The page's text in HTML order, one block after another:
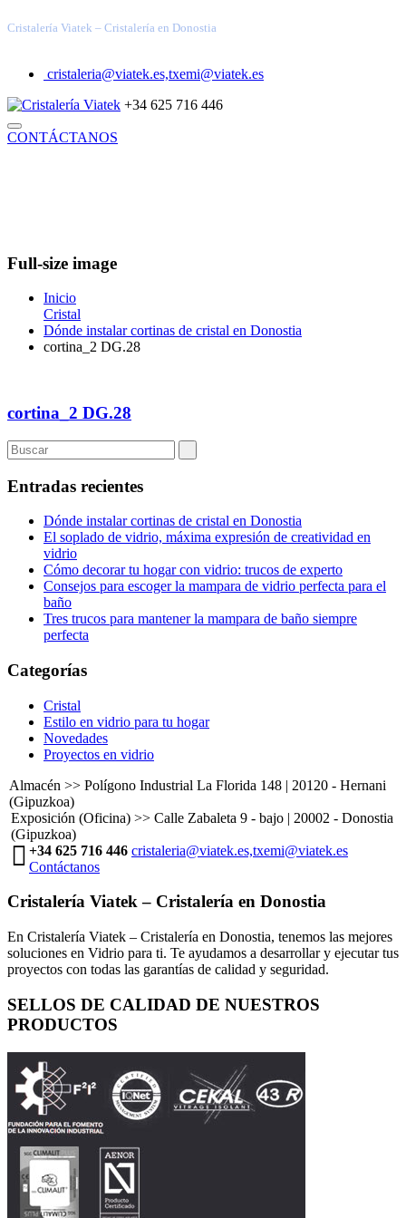
Cristalería Viatek – Cristalería en Donostia
cristaleria@viatek.es,txemi@viatek.es
+34 625 716 446
CONTÁCTANOS
Full-size image
Inicio
Cristal
Dónde instalar cortinas de cristal en Donostia
cortina_2 DG.28
cortina_2 DG.28
Entradas recientes
Dónde instalar cortinas de cristal en Donostia
El soplado de vidrio, máxima expresión de creatividad en
vidrio
Cómo decorar tu hogar con vidrio: trucos de experto
Consejos para escoger la mampara de vidrio perfecta para el
baño
Tres trucos para mantener la mampara de baño siempre
perfecta
Categorías
Cristal
Estilo en vidrio para tu hogar
Novedades
Proyectos en vidrio
Almacén >> Polígono Industrial La Florida 148 | 20120 - Hernani
(Gipuzkoa)
Exposición (Oficina) >> Calle Zabaleta 9 - bajo | 20002 - Donostia
(Gipuzkoa)
+34 625 716 446 cristaleria@viatek.es,txemi@viatek.es
Contáctanos
Cristalería Viatek – Cristalería en Donostia
En Cristalería Viatek – Cristalería en Donostia, tenemos las mejores
soluciones en Vidrio para ti. Te ayudamos a desarrollar y ejecutar tus
proyectos con todas las garantías de calidad y seguridad.
SELLOS DE CALIDAD DE NUESTROS
PRODUCTOS